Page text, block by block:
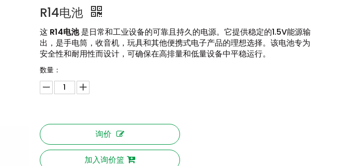
R14电池
这 R14电池是日常和工业设备的可靠且持久的电源。它提供稳定的1.5V能源输
出，是手电筒，收音机，玩具和其他便携式电子产品的理想选择。该电池专为
安全性和耐用性而设计，可确保在高排量和低量设备中平稳运行。
数量：
询价
加入询价篮